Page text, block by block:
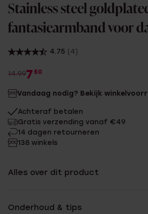
Stainless steel
fantasiearmband voor
4.75 (4)
14.997 50
Vandaag nodig? Bekijk
Achteraf betalen
Gratis verzending vanaf €49
14 dagen retourneren
138 winkels
Alles over dit product
Onderhoud & tips